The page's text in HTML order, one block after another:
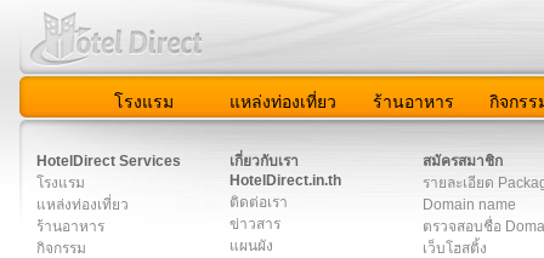
โรงแรม แหล่งท่องเที่ยว ร้านอาหาร กิจกรร
HotelDirect Services
โรงแรม
แหล่งท่องเที่ยว
ร้านอาหาร
กิจกรรม
เกี่ยวกับเรา
HotelDirect.in.th
ติดต่อเรา
ข่าวสาร
แผนผัง
สมัครสมาชิก
รายละเอียด
Domain name
ตรวจสอบชื่อ
เว็บโฮสติ้ง